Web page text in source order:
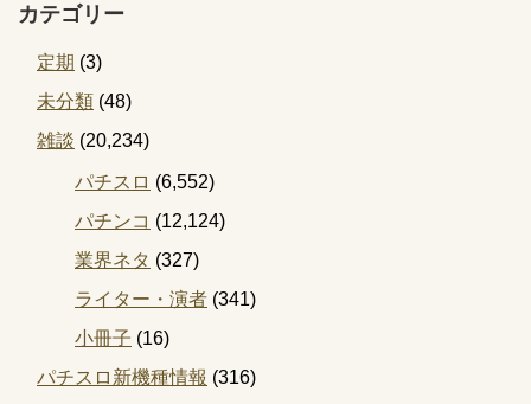
カテゴリー
定期 (3)
未分類 (48)
雑談 (20,234)
パチスロ (6,552)
パチンコ (12,124)
業界ネタ (327)
ライター・演者 (341)
小冊子 (16)
パチスロ新機種情報 (316)